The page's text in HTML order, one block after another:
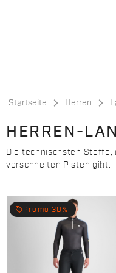
Startseite Herren
HERREN-
Die technischsten
verschneiten Pisten gibt.
local_offer Promo 30%